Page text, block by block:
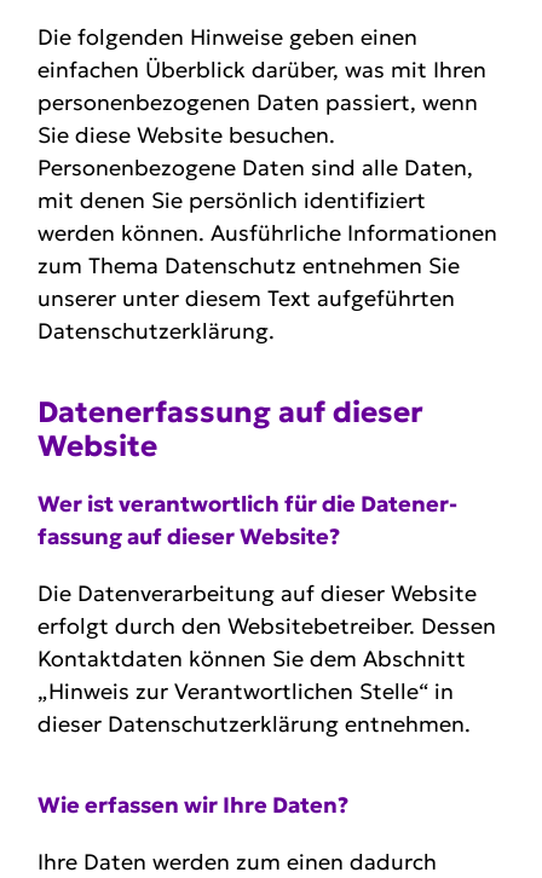
Die folgenden Hinweise geben einen
einfachen Überblick darüber, was mit Ihren
personenbezogenen Daten passiert, wenn
Sie diese Website besuchen.
Personenbezogene Daten sind alle Daten,
mit denen Sie persönlich identifiziert
werden können. Ausführliche Informationen
zum Thema Datenschutz entnehmen Sie
unserer unter diesem Text aufgeführten
Datenschutzerklärung.
Daten­er­fassung auf dieser
Website
Wer ist verant­wortlich für die Daten­er­
fassung auf dieser Website?
Die Datenverarbeitung auf dieser Website
erfolgt durch den Websitebetreiber. Dessen
Kontaktdaten können Sie dem Abschnitt
„Hinweis zur Verantwortlichen Stelle“ in
dieser Datenschutzerklärung entnehmen.
Wie erfassen wir Ihre Daten?
Ihre Daten werden zum einen dadurch